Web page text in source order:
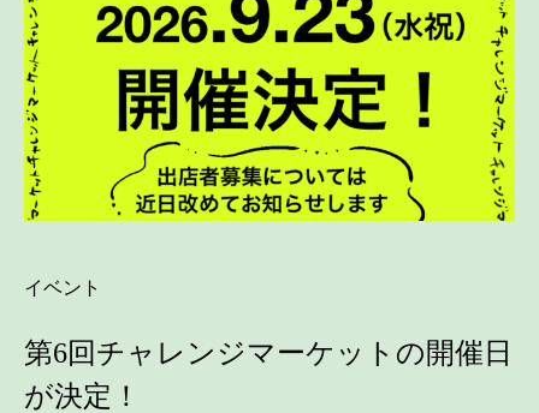
イベント
第6回チャレンジマーケットの開催日
が決定！